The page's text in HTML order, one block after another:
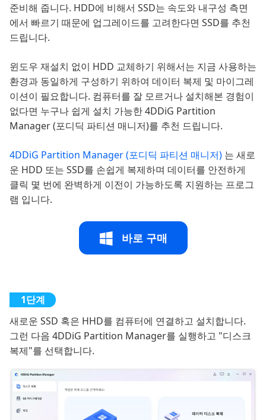
준비해 줍니다. HDD에 비해서 SSD는 속도와 내구성 측면
에서 빠르기 때문에 업그레이드를 고려한다면 SSD를 추천
드립니다.
윈도우 재설치 없이 HDD 교체하기 위해서는 지금 사용하는
환경과 동일하게 구성하기 위하여 데이터 복제 및 마이그레
이션이 필요합니다. 컴퓨터를 잘 모르거나 설치해본 경험이
없다면 누구나 쉽게 설치 가능한 4DDiG Partition
Manager (포디딕 파티션 매니저)를 추천 드립니다.
4DDiG Partition Manager (포디딕 파티션 매니저) 는 새로
운 HDD 또는 SSD를 손쉽게 복제하며 데이터를 안전하게
클릭 몇 번에 완벽하게 이전이 가능하도록 지원하는 프로그
램 입니다.
바로 구매
새로운 SSD 혹은 HHD를 컴퓨터에 연결하고 설치합니다.
그런 다음 4DDiG Partition Manager를 실행하고 "디스크
복제"를 선택합니다.